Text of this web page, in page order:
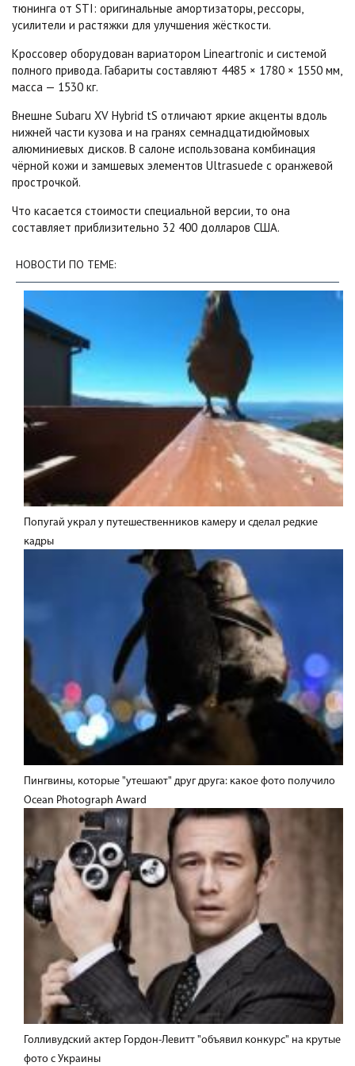
тюнинга от STI: оригинальные амортизаторы, рессоры,
усилители и растяжки для улучшения жёсткости.
Кроссовер оборудован вариатором Lineartronic и системой
полного привода. Габариты составляют 4485 × 1780 × 1550 мм,
масса — 1530 кг.
Внешне Subaru XV Hybrid tS отличают яркие акценты вдоль
нижней части кузова и на гранях семнадцатидюймовых
алюминиевых дисков. В салоне использована комбинация
чёрной кожи и замшевых элементов Ultrasuede с оранжевой
прострочкой.
Что касается стоимости специальной версии, то она
составляет приблизительно 32 400 долларов США.
НОВОСТИ ПО ТЕМЕ:
Попугай украл у путешественников камеру и сделал редкие
кадры
Пингвины, которые "утешают" друг друга: какое фото получило
Ocean Photograph Award
Голливудский актер Гордон-Левитт "объявил конкурс" на крутые
фото с Украины